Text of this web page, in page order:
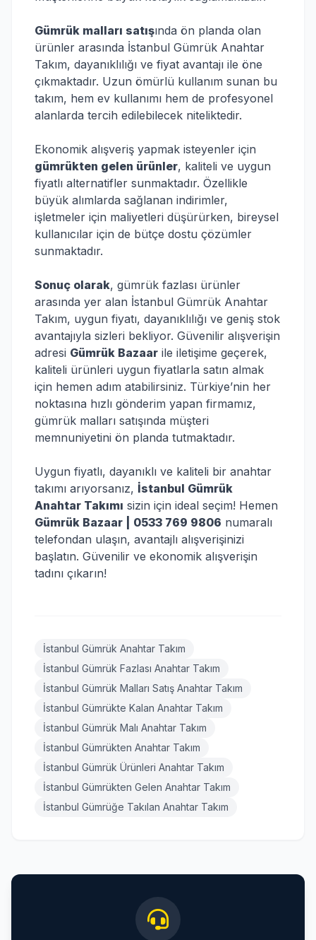
Gümrük malları satışında ön planda olan
ürünler arasında İstanbul Gümrük Anahtar
Takım, dayanıklılığı ve fiyat avantajı ile öne
çıkmaktadır. Uzun ömürlü kullanım sunan bu
takım, hem ev kullanımı hem de profesyonel
alanlarda tercih edilebilecek niteliktedir.
Ekonomik alışveriş yapmak isteyenler için
gümrükten gelen ürünler, kaliteli ve uygun
fiyatlı alternatifler sunmaktadır. Özellikle
büyük alımlarda sağlanan indirimler,
işletmeler için maliyetleri düşürürken, bireysel
kullanıcılar için de bütçe dostu çözümler
sunmaktadır.
Sonuç olarak, gümrük fazlası ürünler
arasında yer alan İstanbul Gümrük Anahtar
Takım, uygun fiyatı, dayanıklılığı ve geniş stok
avantajıyla sizleri bekliyor. Güvenilir alışverişin
adresi Gümrük Bazaar ile iletişime geçerek,
kaliteli ürünleri uygun fiyatlarla satın almak
için hemen adım atabilirsiniz. Türkiye’nin her
noktasına hızlı gönderim yapan firmamız,
gümrük malları satışında müşteri
memnuniyetini ön planda tutmaktadır.
Uygun fiyatlı, dayanıklı ve kaliteli bir anahtar
takımı arıyorsanız, İstanbul Gümrük
Anahtar Takımı sizin için ideal seçim! Hemen
Gümrük Bazaar | 0533 769 9806 numaralı
telefondan ulaşın, avantajlı alışverişinizi
başlatın. Güvenilir ve ekonomik alışverişin
tadını çıkarın!
İstanbul Gümrük Anahtar Takım
İstanbul Gümrük Fazlası Anahtar Takım
İstanbul Gümrük Malları Satış Anahtar Takım
İstanbul Gümrükte Kalan Anahtar Takım
İstanbul Gümrük Malı Anahtar Takım
İstanbul Gümrükten Anahtar Takım
İstanbul Gümrük Ürünleri Anahtar Takım
İstanbul Gümrükten Gelen Anahtar Takım
İstanbul Gümrüğe Takılan Anahtar Takım